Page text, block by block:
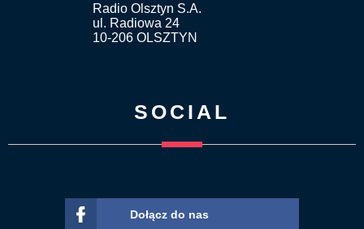
Radio Olsztyn S.A.
ul. Radiowa 24
10-206 OLSZTYN
SOCIAL
Dołącz do nas